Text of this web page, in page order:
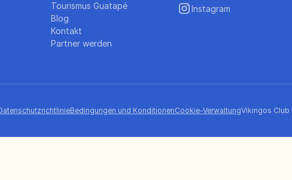
Tourismus Guatapé
Blog
Kontakt
Partner werden
Instagram
Bedingungen und KonditionenCookie-VerwaltungVikingos Club